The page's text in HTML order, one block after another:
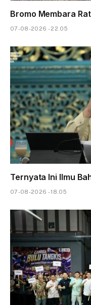
Bromo Membara
07-08-2026 - 22.05
Ternyata Ini Ilmu
07-08-2026 - 18.05